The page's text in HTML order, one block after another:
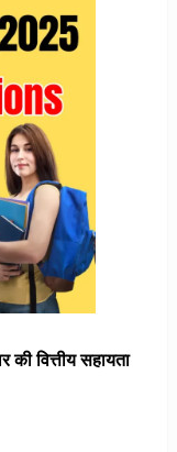
वित्तीय सहायता